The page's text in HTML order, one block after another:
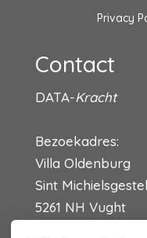
Privacy
Contact
DATA-Kracht
Bezoekadres:
Villa Oldenburg
Sint
5261 NH Vught